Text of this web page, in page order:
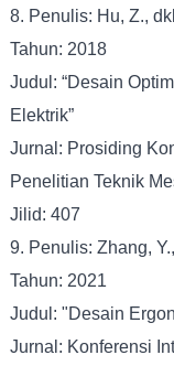
8. Penulis: Hu, Z.,
Tahun: 2018
Judul: “Desain
Elektrik”
Jurnal: Prosiding
Penelitian Teknik
Jilid: 407
9. Penulis: Zhang,
Tahun: 2021
Judul: "Desain
Jurnal: Konferensi